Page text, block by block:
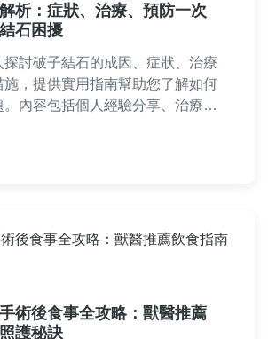
析：症狀、治療、預防一次
石困擾
討破子結石的成因、症狀、治療
施，提供實用指南幫助您了解如何
。內容包括個人經驗分享、治療比
再是難題，快來獲取專業建議
術後食事全攻略：獸醫推薦
護秘訣